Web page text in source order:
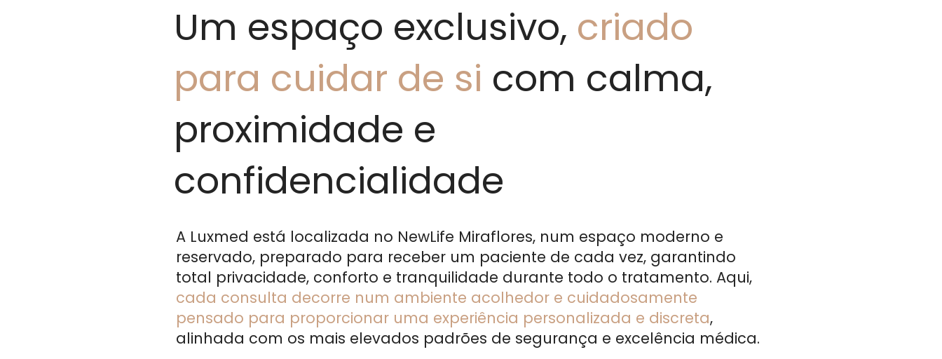
Um espaço exclusivo, criado
para cuidar de si com calma,
proximidade e
confidencialidade
A Luxmed está localizada no NewLife Miraflores, num espaço moderno e
reservado, preparado para receber um paciente de cada vez, garantindo
total privacidade, conforto e tranquilidade durante todo o tratamento. Aqui,
cada consulta decorre num ambiente acolhedor e cuidadosamente
pensado para proporcionar uma experiência personalizada e discreta,
alinhada com os mais elevados padrões de segurança e excelência médica.